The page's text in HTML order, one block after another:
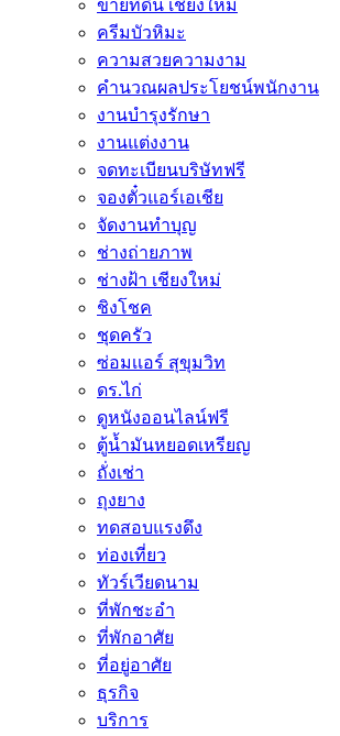
ขายที่ดิน เชียงใหม่
ครีมบัวหิมะ
ความสวยความงาม
คำนวณผลประโยชน์พนักงาน
งานบำรุงรักษา
งานแต่งงาน
จดทะเบียนบริษัทฟรี
จองตั๋วแอร์เอเชีย
จัดงานทำบุญ
ช่างถ่ายภาพ
ช่างฝ้า เชียงใหม่
ชิงโชค
ชุดครัว
ซ่อมเเอร์ สุขุมวิท
ดร.ไก่
ดูหนังออนไลน์ฟรี
ตู้น้ำมันหยอดเหรียญ
ถั่งเช่า
ถุงยาง
ทดสอบแรงดึง
ท่องเที่ยว
ทัวร์เวียดนาม
ที่พักชะอำ
ที่พักอาศัย
ที่อยู่อาศัย
ธุรกิจ
บริการ